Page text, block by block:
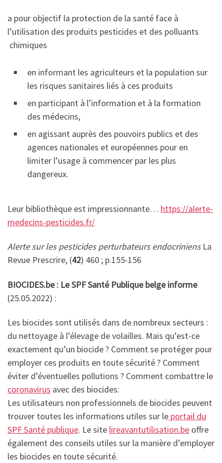
a pour objectif la protection de la santé face à
l’utilisation des produits pesticides et des polluants
chimiques
en informant les agriculteurs et la population sur
les risques sanitaires liés à ces produits
en participant à l’information et à la formation
des médecins,
en agissant auprès des pouvoirs publics et des
agences nationales et européennes pour en
limiter l’usage à commencer par les plus
dangereux.
Leur bibliothèque est impressionnante… https://alerte-
medecins-pesticides.fr/
Alerte sur les pesticides perturbateurs endocriniensLa
Revue Prescrire, (42) 460 ; p.155-156
BIOCIDES.be : Le SPF Santé Publique belge informe
(25.05.2022) :
Les biocides sont utilisés dans de nombreux secteurs :
du nettoyage à l’élevage de volailles. Mais qu’est-ce
exactement qu’un biocide ? Comment se protéger pour
employer ces produits en toute sécurité ? Comment
éviter d’éventuelles pollutions ? Comment combattre le
coronavirus avec des biocides:
Les utilisateurs non professionnels de biocides peuvent
trouver toutes les informations utiles sur le portail du
SPF Santé publique. Le site lireavantutilisation.be offre
également des conseils utiles sur la manière d’employer
les biocides en toute sécurité.